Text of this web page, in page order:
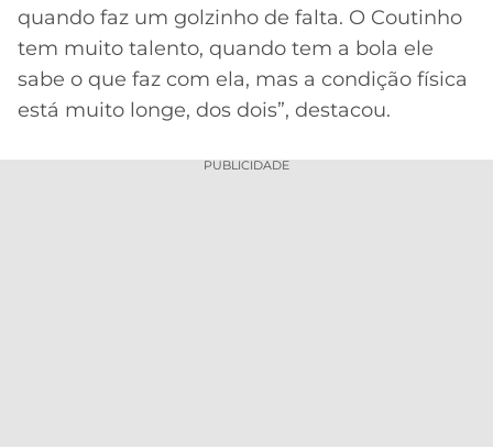
quando faz um golzinho de falta. O Coutinho
tem muito talento, quando tem a bola ele
sabe o que faz com ela, mas a condição física
está muito longe, dos dois”, destacou.
PUBLICIDADE